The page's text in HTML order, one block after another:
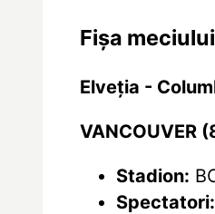
Fișa meciului
Elveția -
VANCOUVER
Stadion:
Spectatori: